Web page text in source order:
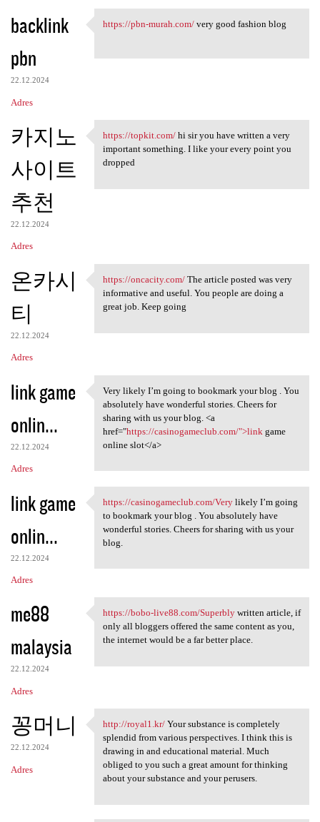
backlink
pbn
22.12.2024
Adres
https://pbn-murah.com/ very
https://pbn-murah.com/very good fashion blog
카지노
사이트
추천
22.12.2024
Adres
https://topkit.com/ hi sir
https://topkit.com/hi sir you have written a very
important something. I like your every point you
dropped
온카시
티
22.12.2024
Adres
https://oncacity.com/ The
https://oncacity.com/The article posted was very
informative and useful. You people are doing a
great job. Keep going
link game
onlin...
22.12.2024
Adres
Very likely I’m going to
Very likely I’m going to bookmark your blog . You
absolutely have wonderful stories. Cheers for
sharing with us your blog. <a
href="https://casinogameclub.com/">link game
online slot</a>
link game
onlin...
22.12.2024
Adres
https://casinogameclub.com
https://casinogameclub.com/Verylikely I’m going
to bookmark your blog . You absolutely have
wonderful stories. Cheers for sharing with us your
blog.
me88
malaysia
22.12.2024
Adres
https://bobo-live88.com
https://bobo-live88.com/Superblywritten article, if
only all bloggers offered the same content as you,
the internet would be a far better place.
꽁머니
22.12.2024
Adres
http://royal1.kr/ Your
http://royal1.kr/Your substance is completely
splendid from various perspectives. I think this is
drawing in and educational material. Much
obliged to you such a great amount for thinking
about your substance and your perusers.